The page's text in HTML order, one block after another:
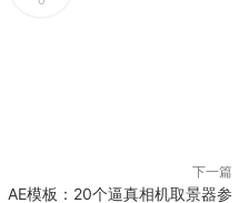
下一篇
AE模板：20个逼真相机取景器参